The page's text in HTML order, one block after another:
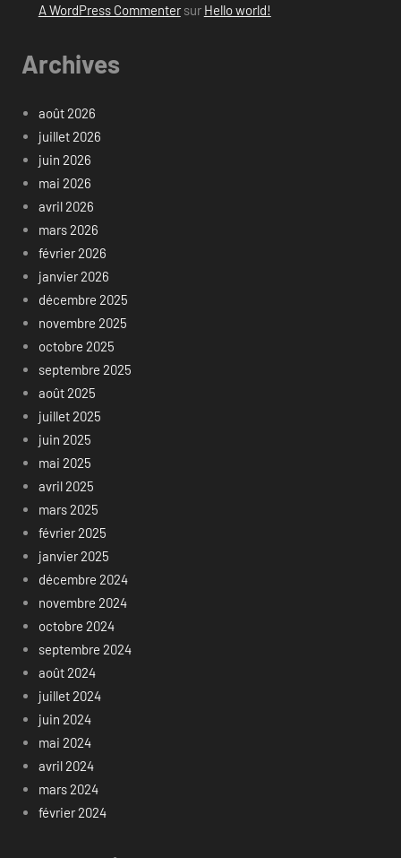
A WordPress Commentersur Hello world!
Archives
août 2026
juillet 2026
juin 2026
mai 2026
avril 2026
mars 2026
février 2026
janvier 2026
décembre 2025
novembre 2025
octobre 2025
septembre 2025
août 2025
juillet 2025
juin 2025
mai 2025
avril 2025
mars 2025
février 2025
janvier 2025
décembre 2024
novembre 2024
octobre 2024
septembre 2024
août 2024
juillet 2024
juin 2024
mai 2024
avril 2024
mars 2024
février 2024